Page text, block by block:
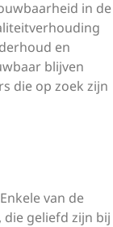
in de
en
blijven
die op zoek zijn
van de
die geliefd zijn bij